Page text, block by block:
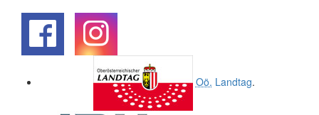
Oö. Landtag.